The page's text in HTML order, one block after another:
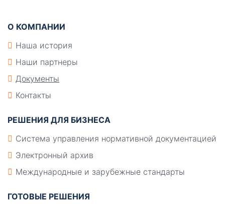
О КОМПАНИИ
Наша история
Наши партнеры
Документы
Контакты
РЕШЕНИЯ ДЛЯ БИЗНЕСА
Система управления нормативной документацией
Электронный архив
Международные и зарубежные стандарты
ГОТОВЫЕ РЕШЕНИЯ